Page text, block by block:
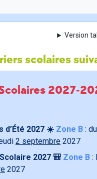
Version
scolaires
2027-
d’Été 2027 ☀️ Zone B :
2 septembre 2027
2027 🎒 Zone B :
2027